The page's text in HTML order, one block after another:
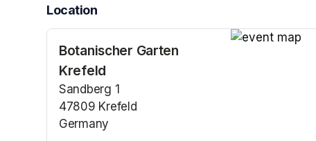
Location
Botanischer Garten
Krefeld
Sandberg 1
47809 Krefeld
Germany